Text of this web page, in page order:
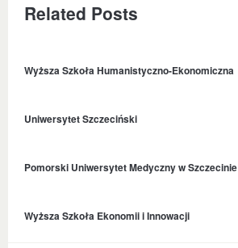
Related Posts
Wyższa Szkoła Humanistyczno-Ekonomiczna
Uniwersytet Szczeciński
Pomorski Uniwersytet Medyczny w Szczecinie
Wyższa Szkoła Ekonomii i Innowacji